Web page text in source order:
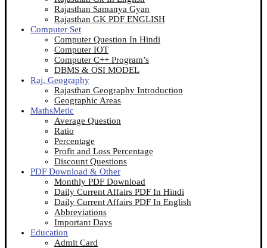
Rajasthan Samanya Gyan
Rajasthan GK PDF ENGLISH
Computer Set
Computer Question In Hindi
Computer IOT
Computer C++ Program’s
DBMS & OSI MODEL
Raj. Geography
Rajasthan Geography Introduction
Geographic Areas
MathsMetic
Average Question
Ratio
Percentage
Profit and Loss Percentage
Discount Questions
PDF Download & Other
Monthly PDF Download
Daily Current Affairs PDF In Hindi
Daily Current Affairs PDF In English
Abbreviations
Important Days
Education
Admit Card